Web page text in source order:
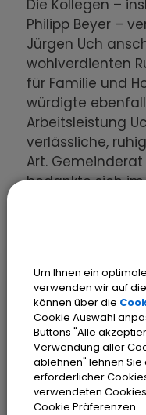
Die Kollegen –
Philipp Beyer –
Jürgen Uch
wohlverdienten
für Familie und
würdigte
Arbeitsleistung
verlässliche,
Art.
bedankte sich
wünschte wie
Um Ihnen ein
verwenden wir auf
können über die
Cookie Auswahl
Buttons "Alle
Verwendung aller
ablehnen" lehnen
erforderlicher
verwendeten
Cookie Präferenzen.